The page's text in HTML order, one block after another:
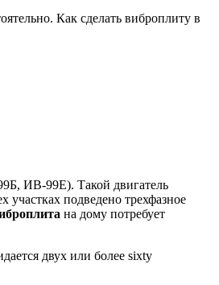
Как сделать виброплиту в
ИВ-99Е). Такой двигатель
подведено трехфазное
на дому потребует
двух или более sixty